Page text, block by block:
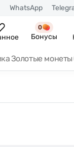
WhatsApp
0
Бонусы
Золотые монеты